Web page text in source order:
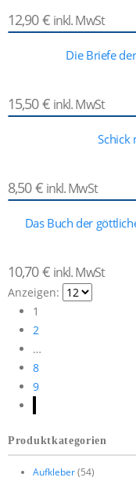
12,90€ inkl. MwSt
Die Briefe
15,50€ inkl. MwSt
Schick
8,50€ inkl. MwSt
Das Buch der
10,70€ inkl. MwSt
Anzeigen:
1
2
…
8
9
Produktkategorien
Aufkleber(54)